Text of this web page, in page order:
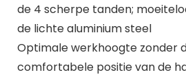
de 4 scherpe tanden;
de lichte aluminium steel
Optimale werkhoogte zonder
comfortabele positie van de